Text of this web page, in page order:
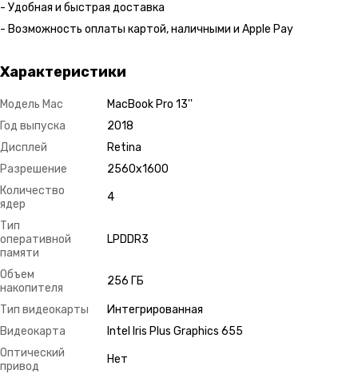
- Удобная и быстрая доставка
- Возможность оплаты картой, наличными и Apple Pay
Характеристики
Модель Mac
MacBook Pro 13''
Год выпуска
2018
Дисплей
Retina
Разрешение
2560х1600
Количество
ядер
4
Тип
оперативной
памяти
LPDDR3
Объем
накопителя
256 ГБ
Тип видеокарты
Интегрированная
Видеокарта
Intel Iris Plus Graphics 655
Оптический
привод
Нет